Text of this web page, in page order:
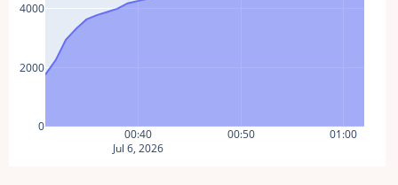
00:40
Jul 6, 2026
00:50 01:00
0
2000
4000